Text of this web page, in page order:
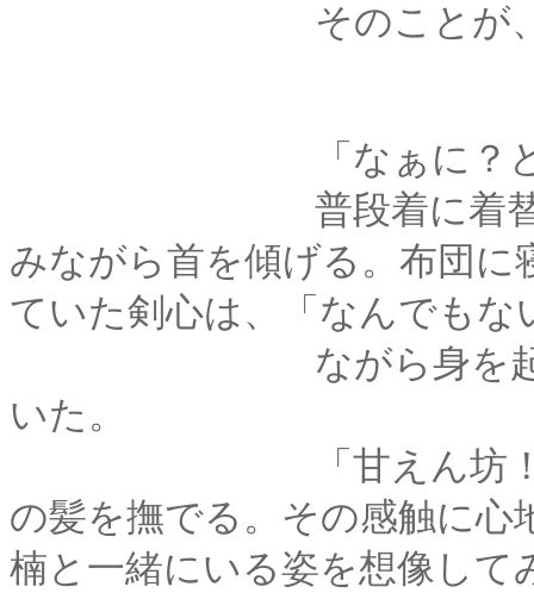
そのことが、剣心は
「なぁに？どうか
普段着に着替えた薫
みながら首を傾げる。布団
ていた剣心は、「なんでもな
ながら身を起こして
いた。
「甘えん坊！」と笑
の髪を撫でる。その感触に心
楠と一緒にいる姿を想像して